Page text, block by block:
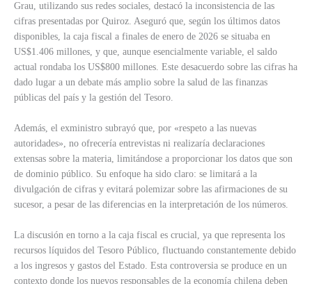
Grau, utilizando sus redes sociales, destacó la inconsistencia de las
cifras presentadas por Quiroz. Aseguró que, según los últimos datos
disponibles, la caja fiscal a finales de enero de 2026 se situaba en
US$1.406 millones, y que, aunque esencialmente variable, el saldo
actual rondaba los US$800 millones. Este desacuerdo sobre las cifras ha
dado lugar a un debate más amplio sobre la salud de las finanzas
públicas del país y la gestión del Tesoro.
Además, el exministro subrayó que, por «respeto a las nuevas
autoridades», no ofrecería entrevistas ni realizaría declaraciones
extensas sobre la materia, limitándose a proporcionar los datos que son
de dominio público. Su enfoque ha sido claro: se limitará a la
divulgación de cifras y evitará polemizar sobre las afirmaciones de su
sucesor, a pesar de las diferencias en la interpretación de los números.
La discusión en torno a la caja fiscal es crucial, ya que representa los
recursos líquidos del Tesoro Público, fluctuando constantemente debido
a los ingresos y gastos del Estado. Esta controversia se produce en un
contexto donde los nuevos responsables de la economía chilena deben